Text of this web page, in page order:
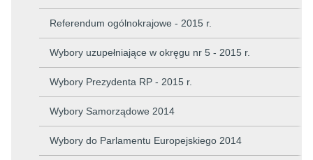
Referendum ogólnokrajowe - 2015 r.
Wybory uzupełniające w okręgu nr 5 - 2015 r.
Wybory Prezydenta RP - 2015 r.
Wybory Samorządowe 2014
Wybory do Parlamentu Europejskiego 2014